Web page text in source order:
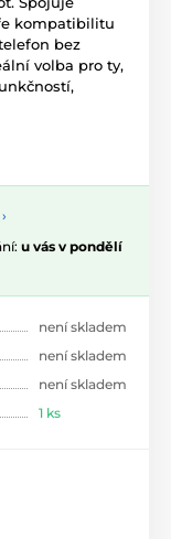
kompatibilitu
bez
volba pro ty,
u vás v pondělí
není skladem
není skladem
není skladem
1 ks